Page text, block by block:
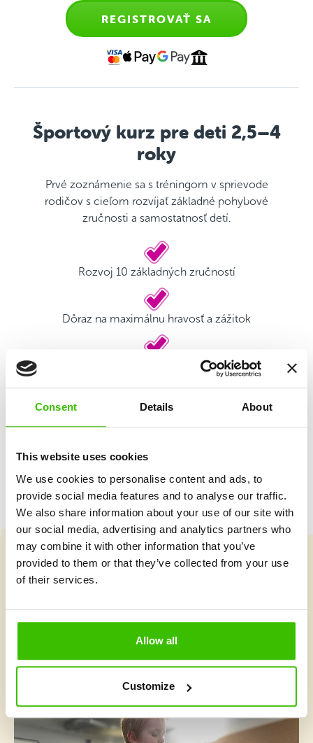
Consent Details About
This website uses cookies
We use cookies to personalise content and ads, to
provide social media features and to analyse our traffic.
We also share information about your use of our site with
our social media, advertising and analytics partners who
may combine it with other information that you’ve
provided to them or that they’ve collected from your use
of their services.
Allow all
Customize
REGISTROVAŤ SA
Športový kurz pre deti 2,5–4
roky
Prvé zoznámenie sa s tréningom v sprievode
rodičov s cieľom rozvíjať základné pohybové
zručnosti a samostatnosť detí.
Rozvoj 10 základných zručností
Dôraz na maximálnu hravosť a zážitok
Kvalifikovaný tréner
Herný plán s motivačnými nálepkami
Čo je v Gymnathlone nové?